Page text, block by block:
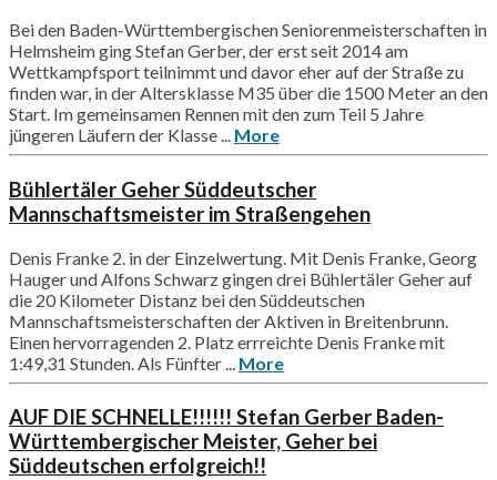
Bei den Baden-Württembergischen Seniorenmeisterschaften in
Helmsheim ging Stefan Gerber, der erst seit 2014 am
Wettkampfsport teilnimmt und davor eher auf der Straße zu
finden war, in der Altersklasse M35 über die 1500 Meter an den
Start. Im gemeinsamen Rennen mit den zum Teil 5 Jahre
jüngeren Läufern der Klasse ... More
Bühlertäler Geher Süddeutscher
Mannschaftsmeister im Straßengehen
Denis Franke 2. in der Einzelwertung. Mit Denis Franke, Georg
Hauger und Alfons Schwarz gingen drei Bühlertäler Geher auf
die 20 Kilometer Distanz bei den Süddeutschen
Mannschaftsmeisterschaften der Aktiven in Breitenbrunn.
Einen hervorragenden 2. Platz errreichte Denis Franke mit
1:49,31 Stunden. Als Fünfter ... More
AUF DIE SCHNELLE!!!!!! Stefan Gerber Baden-
Württembergischer Meister, Geher bei
Süddeutschen erfolgreich!!